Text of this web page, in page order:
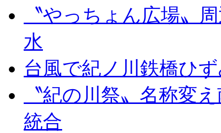
〝やっちょん広場〟
水
台風で紀ノ川鉄橋ひ
〝紀の川祭〟名称変
統合